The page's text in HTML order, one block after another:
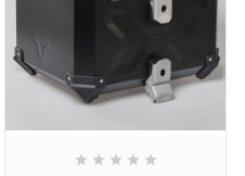
    